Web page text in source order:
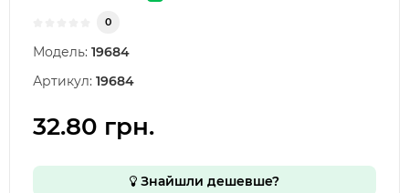
0
Модель: 19684
Артикул: 19684
32.80 грн.
Знайшли дешевше?